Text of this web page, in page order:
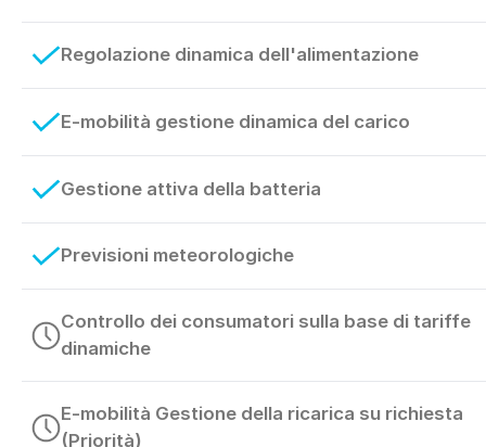
Regolazione dinamica dell'alimentazione
E-mobilità gestione dinamica del carico
Gestione attiva della batteria
Previsioni meteorologiche
Controllo dei consumatori sulla base di tariffe
dinamiche
E-mobilità Gestione della ricarica su richiesta
(Priorità)